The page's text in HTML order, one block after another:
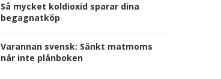
Så mycket koldioxid sparar dina
begagnatköp
Varannan svensk: Sänkt matmoms
når inte plånboken